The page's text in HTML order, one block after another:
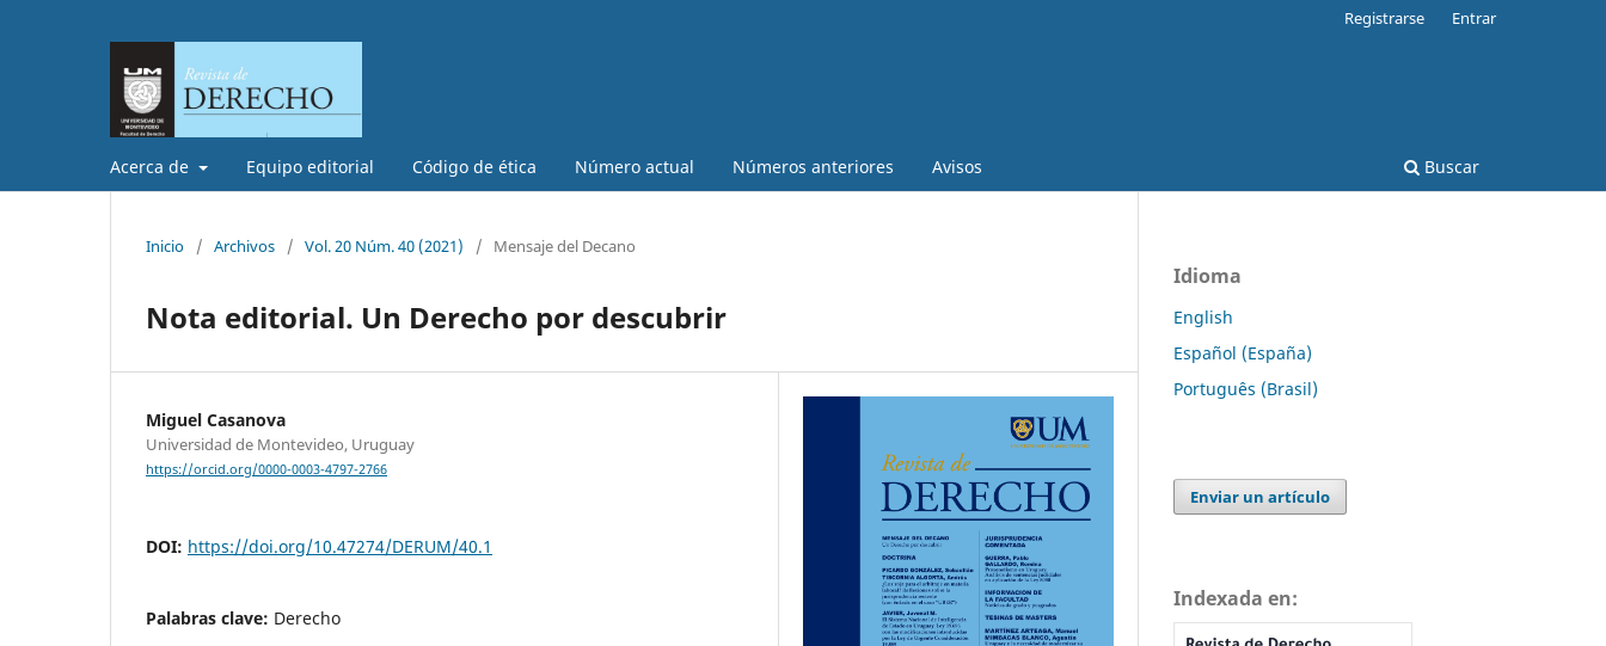
Acerca de Equipo editorial Código de ética Número actual Números anteriores Avisos Buscar
Registrarse Entrar
Inicio / Archivos / Vol. 20 Núm. 40 (2021) / Mensaje del Decano
Nota editorial. Un Derecho por descubrir
Miguel Casanova
Universidad de Montevideo, Uruguay
https://orcid.org/0000-0003-4797-2766
DOI: https://doi.org/10.47274/DERUM/40.1
Palabras clave: Derecho
Idioma
English
Español (España)
Português (Brasil)
Enviar un artículo
Indexada en: